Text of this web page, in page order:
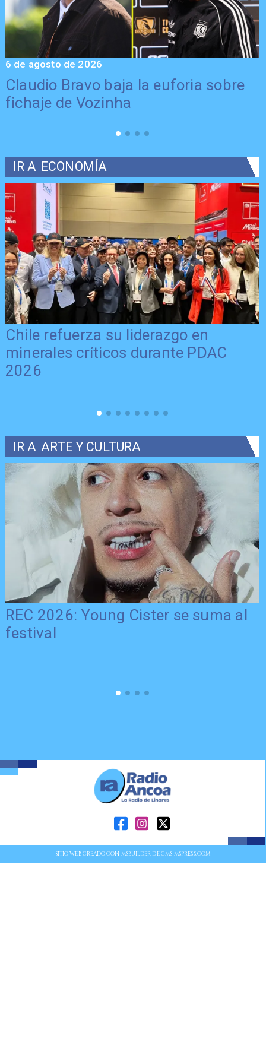
Claudio Bravo baja la euforia sobre
fichaje de Vozinha
6 de agosto de 2026
IR A ECONOMÍA
Chile refuerza su liderazgo en
minerales críticos durante PDAC
2026
IR A ARTE Y CULTURA
REC 2026: Young Cister se suma al
festival
SITIO WEB CREADO CON MSBUILDER DE CMS-MSPRESS.COM